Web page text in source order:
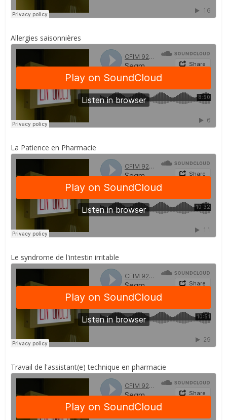
Allergies saisonnières
La Patience en Pharmacie
Le syndrome de l'intestin irritable
Travail de l'assistant(e) technique en pharmacie